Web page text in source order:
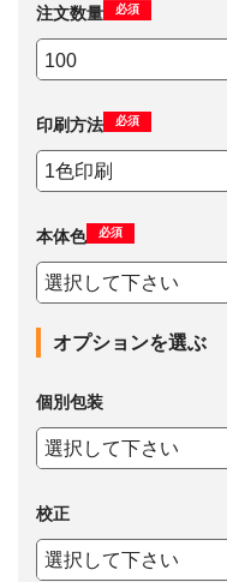
注文数量 必須
印刷方法 必須
本体色 必須
オプションを選ぶ
個別包装
校正